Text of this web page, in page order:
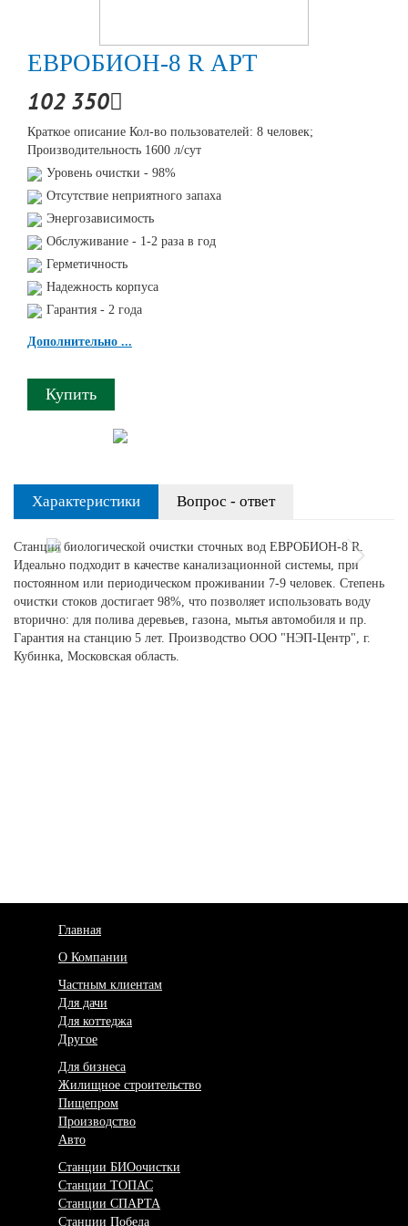
ЕВРОБИОН-8 R АРТ
102 350
Краткое описание Кол-во пользователей: 8 человек;
Производительность 1600 л/сут
Уровень очистки - 98%
Отсутствие неприятного запаха
Энергозависимость
Обслуживание - 1-2 раза в год
Герметичность
Надежность корпуса
Гарантия - 2 года
Дополнительно ...
Previous
Характеристики Вопрос - ответ
Станция биологической очистки сточных вод ЕВРОБИОН-8 R.
Идеально подходит в качестве канализационной системы, при
постоянном или периодическом проживании 7-9 человек. Степень
очистки стоков достигает 98%, что позволяет использовать воду
вторично: для полива деревьев, газона, мытья автомобиля и пр.
Гарантия на станцию 5 лет. Производство ООО "НЭП-Центр", г.
Кубинка, Московская область.
Главная
О Компании
Частным клиентам
Для дачи
Для коттеджа
Другое
Для бизнеса
Жилищное строительство
Пищепром
Производство
Авто
Станции БИОочистки
Станции ТОПАС
Станции СПАРТА
Станции Победа